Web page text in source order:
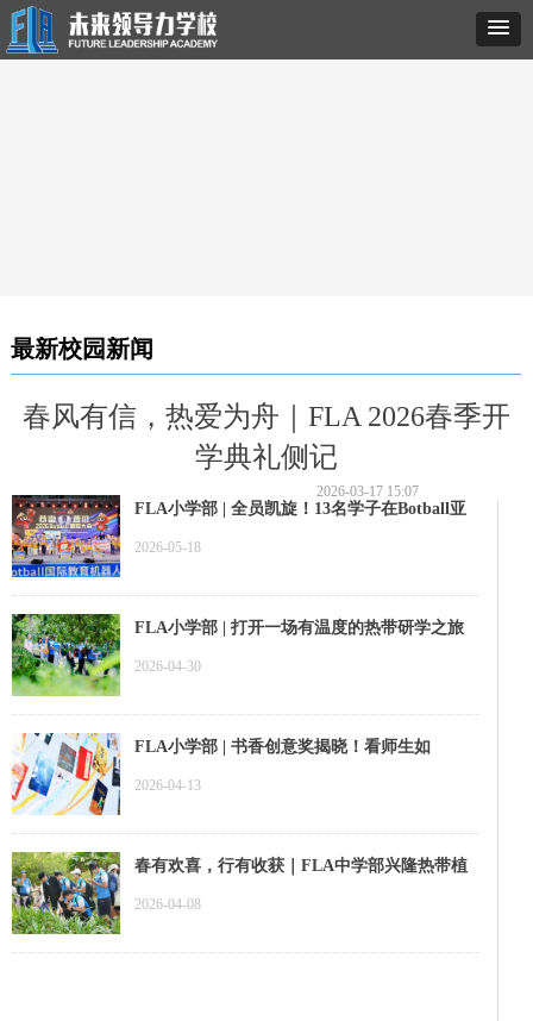
春风有信，热爱为舟｜FLA 2026春季开
学典礼侧记
FLA小学部 | 全员凯旋！13名学子在Botball亚
洲分会交出硬核答卷！
2026-05-18
FLA小学部 | 打开一场有温度的热带研学之旅
2026-04-30
FLA小学部 | 书香创意奖揭晓！看师生如
何“墙”势出道
2026-04-13
春有欢喜，行有收获｜FLA中学部兴隆热带植
物园春游回顾
2026-04-08
最新校园新闻
2026-03-17 15:07